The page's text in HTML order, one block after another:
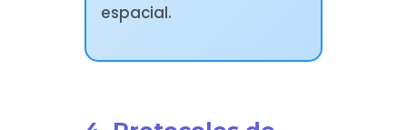
espacial.